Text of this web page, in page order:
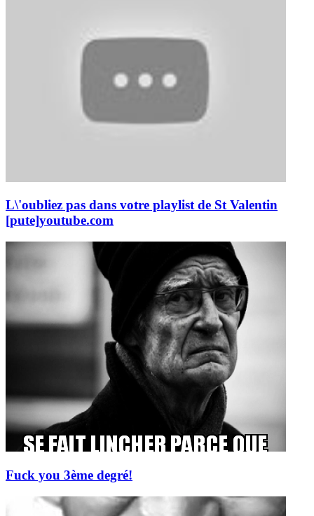
L\'oubliez pas dans votre playlist de St Valentin
[pute]youtube.com
Fuck you 3ème degré!